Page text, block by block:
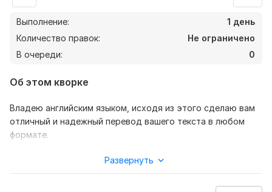
Выполнение:
1 день
Количество правок:
Не ограничено
В очереди:
0
Об этом кворке
Владею английским языком, исходя из этого сделаю вам
отличный и надежный перевод вашего текста в любом
формате.
перевод с английского на русский, либо наоборот.
Развернуть